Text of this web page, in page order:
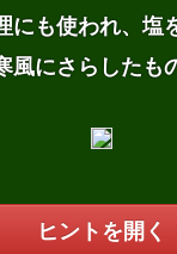
にも使われ、塩
風にさらしたも
ヒントを開く